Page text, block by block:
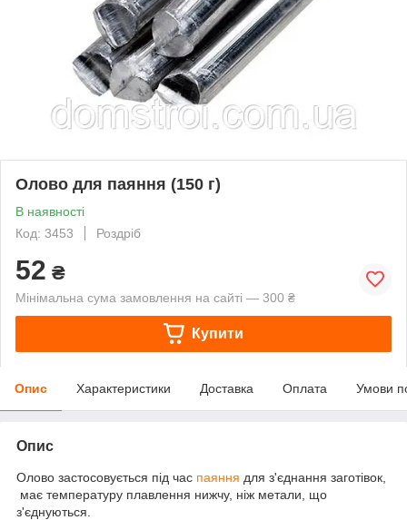
Олово для паяння (150 г)
В наявності
Код: 3453
Роздріб
52 ₴
Мінімальна сума замовлення на сайті — 300 ₴
Купити
Опис Характеристики Доставка Оплата Умови
Опис
Олово застосовується під час паяння для з'єднання заготівок,
має температуру плавлення нижчу, ніж метали, що
з'єднуються.